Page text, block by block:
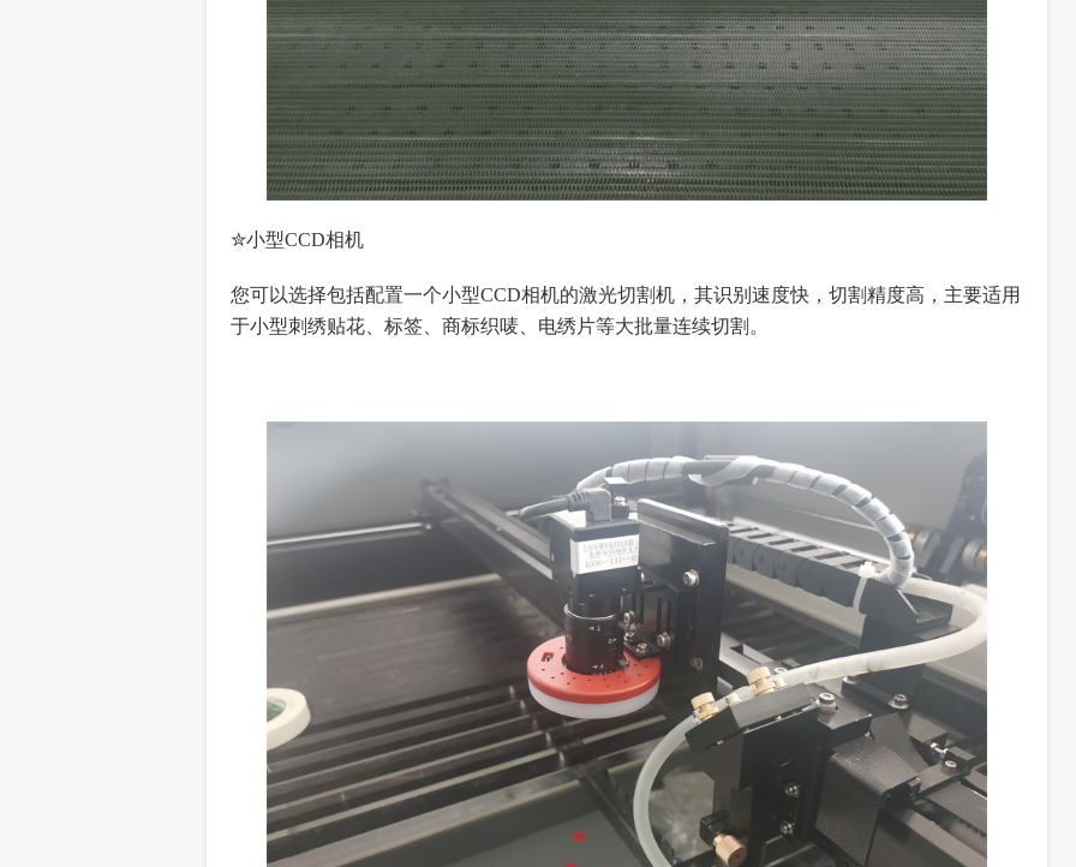
✮小型CCD相机
您可以选择包括配置一个小型CCD相机的激光切割机，其识别速度快，切割精度高，主要适用
于小型刺绣贴花、标签、商标织唛、电绣片等大批量连续切割。